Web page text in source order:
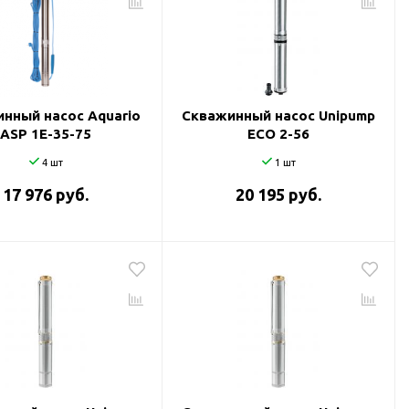
насос Aquario
ASP 1E-35-75
4 шт
17 976 руб.
Скважинный насос Unipump
ECO 2-56
1 шт
20 195 руб.